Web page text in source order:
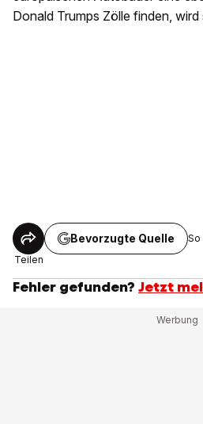
Donald Trumps Zölle finden, wird
Teilen
Bevorzugte Quelle So
Fehler gefunden? Jetzt